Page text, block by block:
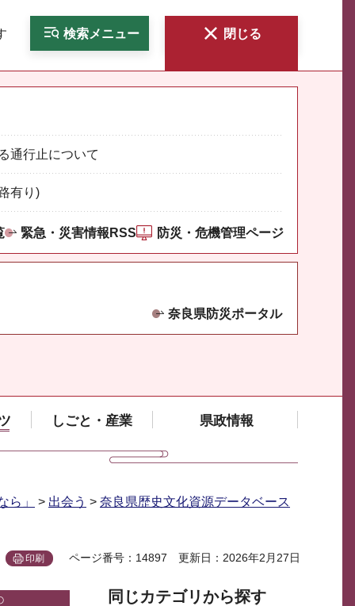
検索メニュー 閉じる
通行止について
有り)
緊急・災害情報RSS 防災・危機管理ページ
奈良県防災ポータル
しごと・産業 県政情報
ら」 > 出会う > 奈良県歴史文化資源データベース
印刷 ページ番号：14897 更新日：2026年2月27日
同じカテゴリから探す